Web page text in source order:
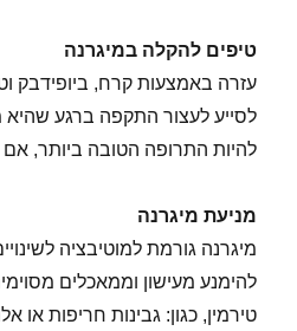
טיפים להקלה במיגרנה
עזרה באמצעות קרח, ביופידבק
לסייע לעצור התקפה ברגע שהיא
להיות התרופה הטובה ביותר,
מניעת מיגרנה
מיגרנה גורמת למוטיבציה
להימנע מעישון וממאכלים
טירמין, כגון: גבינות חריפות או